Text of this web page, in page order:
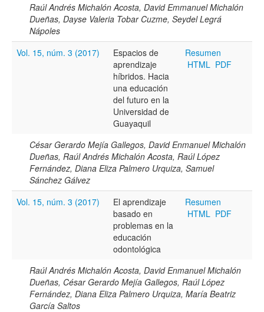
De
Términos de indexación
Disciplinas
Tipo (método/enfoque)
Raúl Andrés Michalón Acosta, David Emmanuel Michalón
Dueñas, Dayse Valeria Tobar Cuzme, Seydel Legrá
Nápoles
Vol. 15, núm. 3 (2017)
Espacios de
aprendizaje
híbridos. Hacia
una educación
del futuro en la
Universidad de
Guayaquil
Resumen
HTML PDF
César Gerardo Mejía Gallegos, David Enmanuel Michalón
Dueñas, Raúl Andrés Michalón Acosta, Raúl López
Fernández, Diana Eliza Palmero Urquiza, Samuel
Sánchez Gálvez
Vol. 15, núm. 3 (2017)
El aprendizaje
basado en
problemas en la
educación
odontológica
Resumen
HTML PDF
Raúl Andrés Michalón Acosta, David Enmanuel Michalón
Dueñas, César Gerardo Mejía Gallegos, Raúl López
Fernández, Diana Eliza Palmero Urquiza, María Beatriz
García Saltos